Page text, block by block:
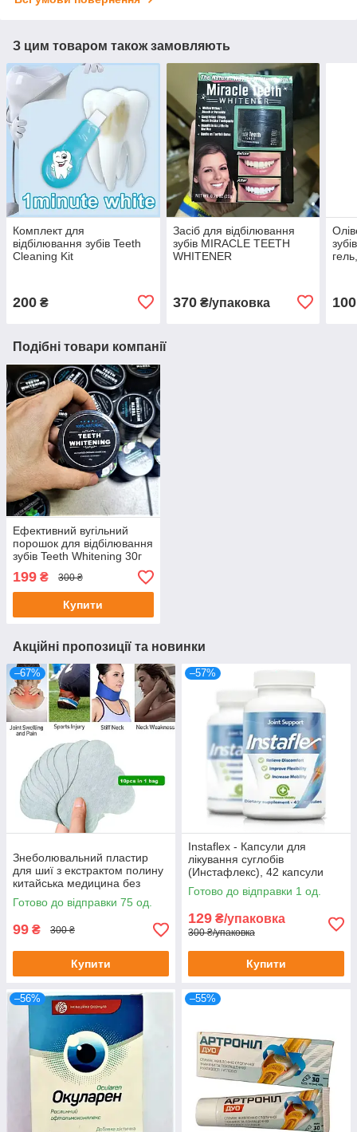
З цим товаром також замовляють
Комплект для
відбілювання зубів Teeth
Cleaning Kit
200 ₴
Засіб для відбілювання
зубів MIRACLE TEETH
WHITENER
370₴/упаковка 100
Подібні товари компанії
Ефективний вугільний
порошок для відбілювання
зубів Teeth Whitening 30г
199 ₴ 300 ₴
Купити
Акційні пропозиції та новинки
–67%
Знеболювальний пластир
для шиї з екстрактом полину
китайська медицина без
картонного паковання
Готово до відправки 75 од.
99 ₴ 300 ₴
Купити
–57%
Instaflex - Капсули для
лікування суглобів
(Инстафлекс), 42 капсули
Готово до відправки 1 од.
129 ₴/упаковка
300 ₴/упаковка
Купити
–56% –55%